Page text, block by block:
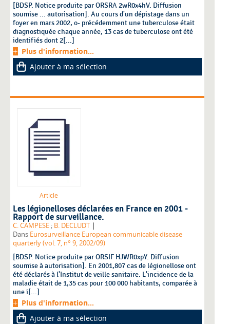
[BDSP. Notice produite par ORSRA 2wR0x4hV. Diffusion
soumise ... autorisation]. Au cours d'un dépistage dans un
foyer en mars 2002, o- précédemment une tuberculose était
diagnostiquée chaque année, 13 cas de tuberculose ont été
identifiés dont 2[...]
Plus d'information...
Ajouter à ma sélection
Article
Les légionelloses déclarées en France en 2001 -
Rapport de surveillance.
C. CAMPESE ; B. DECLUDT |
Dans Eurosurveillance European communicable disease
quarterly (vol. 7, n° 9, 2002/09)
[BDSP. Notice produite par ORSIF HJWR0xpY. Diffusion
soumise à autorisation]. En 2001,807 cas de légionellose ont
été déclarés à l'Institut de veille sanitaire. L'incidence de la
maladie était de 1,35 cas pour 100 000 habitants, comparée à
une i[...]
Plus d'information...
Ajouter à ma sélection